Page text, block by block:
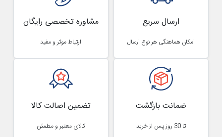
ارسال سریع
امکان هماهنگی هر نوع ارسال
مشاوره تخصصی رایگان
ارتباط موثر و مفید
ضمانت بازگشت
تا 30 روز پس از خرید
تضمین اصالت کالا
کالای معتبر و مطمئن